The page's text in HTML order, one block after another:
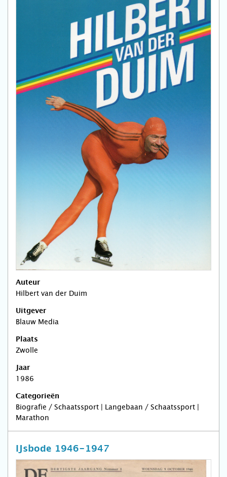
Auteur
Hilbert van der Duim
Uitgever
Blauw Media
Plaats
Zwolle
Jaar
1986
Categorieën
Biografie / Schaatssport | Langebaan / Schaatssport |
Marathon
IJsbode 1946-1947